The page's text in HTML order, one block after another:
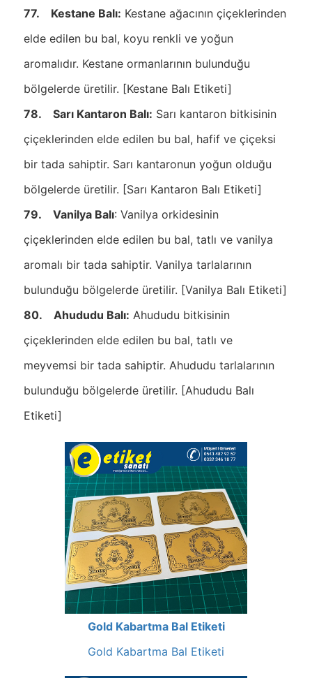
77. Kestane Balı: Kestane ağacının çiçeklerinden
elde edilen bu bal, koyu renkli ve yoğun
aromalıdır. Kestane ormanlarının bulunduğu
bölgelerde üretilir. [Kestane Balı Etiketi]
78. Sarı Kantaron Balı: Sarı kantaron bitkisinin
çiçeklerinden elde edilen bu bal, hafif ve çiçeksi
bir tada sahiptir. Sarı kantaronun yoğun olduğu
bölgelerde üretilir. [Sarı Kantaron Balı Etiketi]
79. Vanilya Balı: Vanilya orkidesinin
çiçeklerinden elde edilen bu bal, tatlı ve vanilya
aromalı bir tada sahiptir. Vanilya tarlalarının
bulunduğu bölgelerde üretilir. [Vanilya Balı Etiketi]
80. Ahududu Balı: Ahududu bitkisinin
çiçeklerinden elde edilen bu bal, tatlı ve
meyvemsi bir tada sahiptir. Ahududu tarlalarının
bulunduğu bölgelerde üretilir. [Ahududu Balı
Etiketi]
Gold Kabartma Bal Etiketi
Gold Kabartma Bal Etiketi